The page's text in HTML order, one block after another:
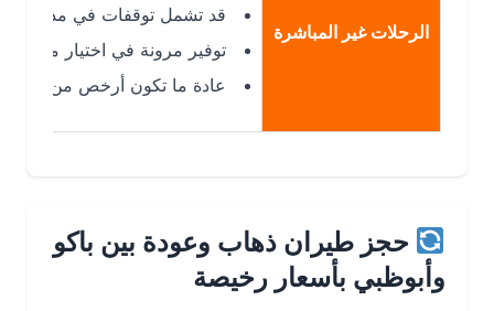
الرحلات غير المباشرة
قد تشمل توقفات في مدن أخرى
توفير مرونة في اختيار مواعيد
عادة ما تكون أرخص من الرحلات
حجز طيران ذهاب وعودة بين باكو
وأبوظبي بأسعار رخيصة